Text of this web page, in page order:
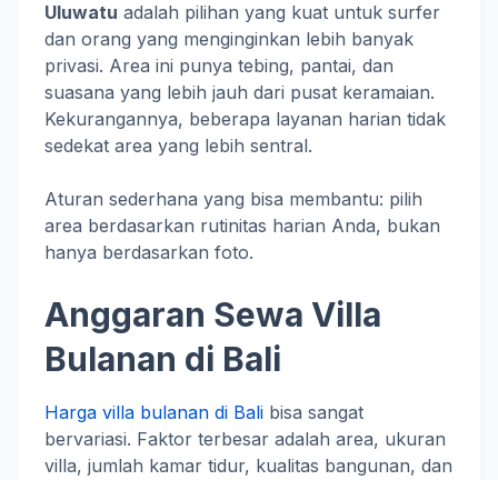
Uluwatu adalah pilihan yang kuat untuk surfer
dan orang yang menginginkan lebih banyak
privasi. Area ini punya tebing, pantai, dan
suasana yang lebih jauh dari pusat keramaian.
Kekurangannya, beberapa layanan harian tidak
sedekat area yang lebih sentral.
Aturan sederhana yang bisa membantu: pilih
area berdasarkan rutinitas harian Anda, bukan
hanya berdasarkan foto.
Anggaran Sewa Villa
Bulanan di Bali
Harga villa bulanan di Bali bisa sangat
bervariasi. Faktor terbesar adalah area, ukuran
villa, jumlah kamar tidur, kualitas bangunan, dan